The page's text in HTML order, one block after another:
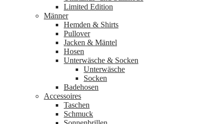
Limited Edition
Männer
Hemden & Shirts
Pullover
Jacken & Mäntel
Hosen
Unterwäsche & Socken
Unterwäsche
Socken
Badehosen
Accessoires
Taschen
Schmuck